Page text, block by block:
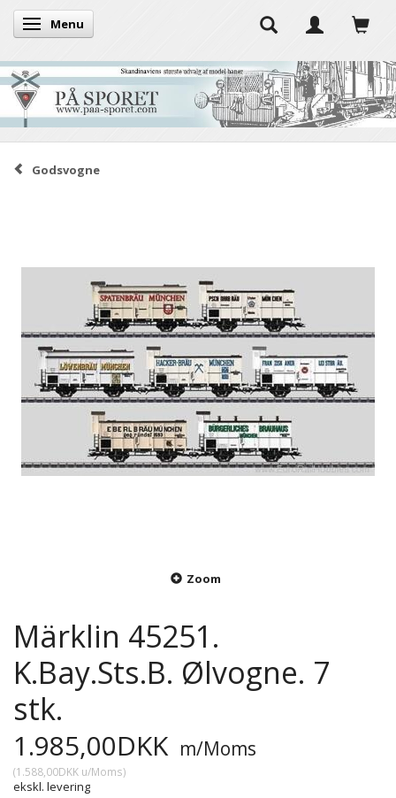
Skifte navigation
Menu
Godsvogne
Zoom
Märklin 45251.
K.Bay.Sts.B. Ølvogne. 7
stk.
1.985,00DKK m/Moms
(1.588,00DKK u/Moms)
ekskl. levering